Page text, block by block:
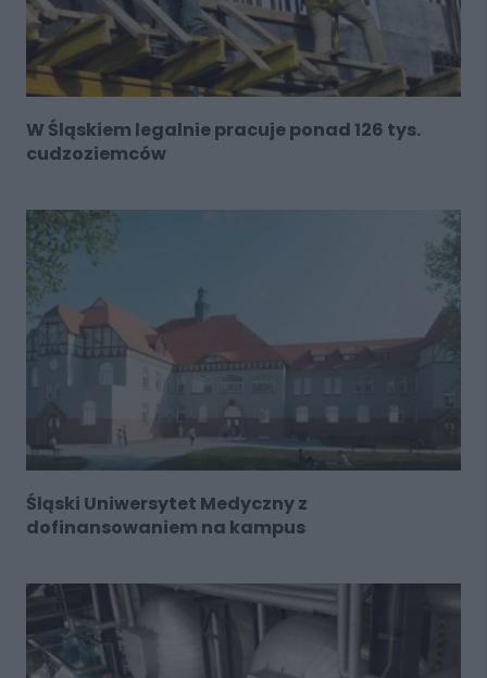
W Śląskiem legalnie pracuje ponad 126 tys.
cudzoziemców
Śląski Uniwersytet Medyczny z
dofinansowaniem na kampus